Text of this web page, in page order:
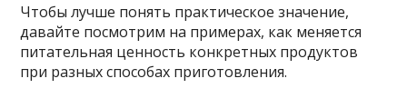
Чтобы лучше понять практическое значение,
давайте посмотрим на примерах, как меняется
питательная ценность конкретных продуктов
при разных способах приготовления.